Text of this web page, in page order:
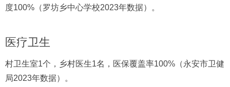
度100%（罗坊乡中心学校2023年数据）。
医疗卫生
村卫生室1个，乡村医生1名，医保覆盖率100%（永安市卫健
局2023年数据）。